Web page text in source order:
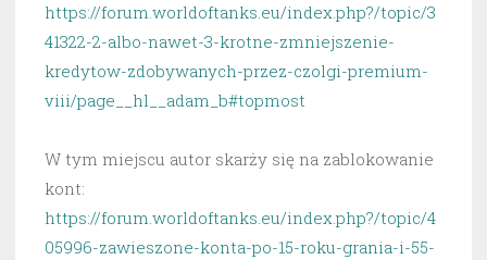
https://forum.worldoftanks.eu/index.php?/topic/3
41322-2-albo-nawet-3-krotne-zmniejszenie-
kredytow-zdobywanych-przez-czolgi-premium-
viii/page__hl__adam_b#topmost
W tym miejscu autor skarży się na zablokowanie
kont:
https://forum.worldoftanks.eu/index.php?/topic/4
05996-zawieszone-konta-po-15-roku-grania-i-55-